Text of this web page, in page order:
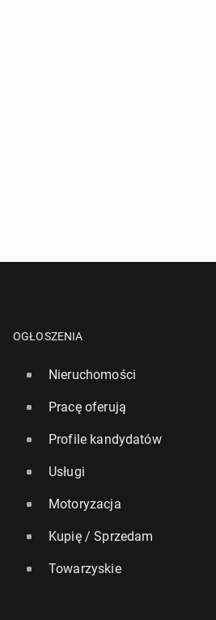
OGŁOSZENIA
Nieruchomości
Pracę oferują
Profile kandydatów
Usługi
Motoryzacja
Kupię / Sprzedam
Towarzyskie